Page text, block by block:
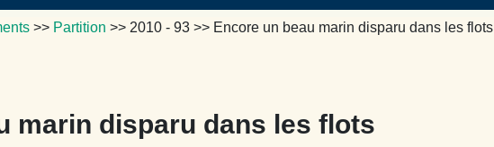
>> Partition >> 2010 - 93 >> Encore un beau marin disparu dans les flots
marin disparu dans les flots